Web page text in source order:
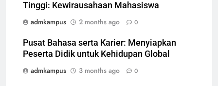
Tinggi: Kewirausahaan Mahasiswa
admkampus
2 months ago 0
Pusat Bahasa serta Karier: Menyiapkan
Peserta Didik untuk Kehidupan Global
admkampus
3 months ago 0